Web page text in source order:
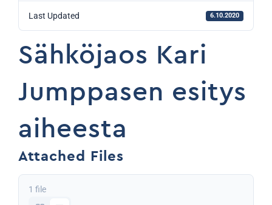
Last Updated 6.10.2020
Sähköjaos Kari
Jumppasen esitys
aiheesta
Attached Files
1 file